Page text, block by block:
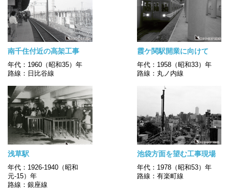
南千住付近の高架工事
年代：1960（昭和35）年
路線：日比谷線
霞ケ関駅開業に向けて
年代：1958（昭和33）年
路線：丸ノ内線
浅草駅
年代：1926-1940（昭和
元-15）年
路線：銀座線
池袋方面を望む工事現場
年代：1978（昭和53）年
路線：有楽町線